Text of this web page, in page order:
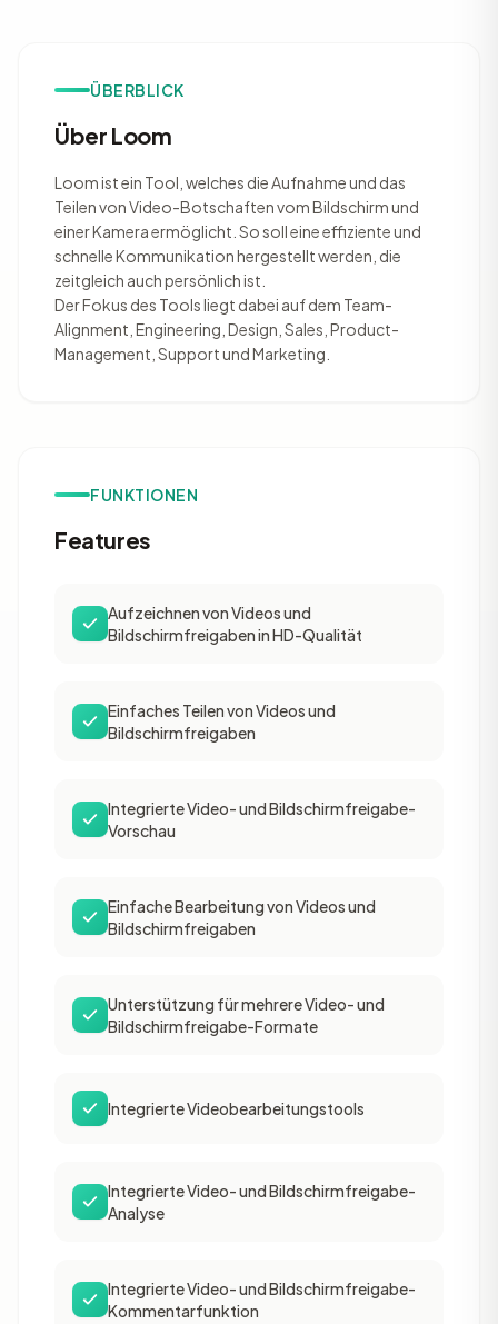
ÜBERBLICK
Über Loom
Loom ist ein Tool, welches die Aufnahme und das
Teilen von Video-Botschaften vom Bildschirm und
einer Kamera ermöglicht. So soll eine effiziente und
schnelle Kommunikation hergestellt werden, die
zeitgleich auch persönlich ist.
Der Fokus des Tools liegt dabei auf dem Team-
Alignment, Engineering, Design, Sales, Product-
Management, Support und Marketing.
FUNKTIONEN
Features
Aufzeichnen von Videos und
Bildschirmfreigaben in HD-Qualität
Einfaches Teilen von Videos und
Bildschirmfreigaben
Integrierte Video- und Bildschirmfreigabe-
Vorschau
Einfache Bearbeitung von Videos und
Bildschirmfreigaben
Unterstützung für mehrere Video- und
Bildschirmfreigabe-Formate
Integrierte Videobearbeitungstools
Integrierte Video- und Bildschirmfreigabe-
Analyse
Integrierte Video- und Bildschirmfreigabe-
Kommentarfunktion